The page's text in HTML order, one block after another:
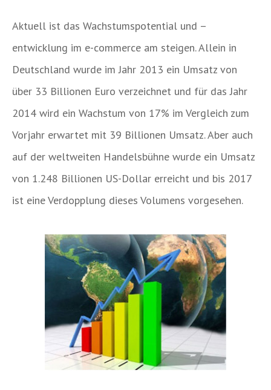
Aktuell ist das Wachstumspotential und –
entwicklung im e-commerce am steigen. Allein in
Deutschland wurde im Jahr 2013 ein Umsatz von
über 33 Billionen Euro verzeichnet und für das Jahr
2014 wird ein Wachstum von 17% im Vergleich zum
Vorjahr erwartet mit 39 Billionen Umsatz. Aber auch
auf der weltweiten Handelsbühne wurde ein Umsatz
von 1.248 Billionen US-Dollar erreicht und bis 2017
ist eine Verdopplung dieses Volumens vorgesehen.